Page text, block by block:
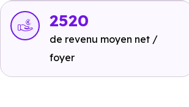
Ecoles :
Crèche :
Micro Renardeaux
Maternelle :
2520
de revenu moyen net /
foyer